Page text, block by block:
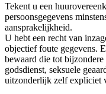
Tekent u een
persoonsgegevens
aansprakelijkheid.
U hebt een recht van
objectief foute gegevens.
bewaard die tot bijzondere
godsdienst, seksuele
uitzonderlijk zelf expliciet